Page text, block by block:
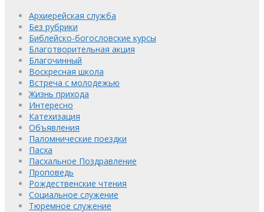
Архиерейская служба
Без рубрики
Библейско-богословские курсы
Благотворительная акция
Благочинный
Воскресная школа
Встреча с молодежью
Жизнь прихода
Интересно
Катехизация
Объявления
Паломнические поездки
Пасха
Пасхальное Поздравление
Проповедь
Рождественские чтения
Социальное служение
Тюремное служение